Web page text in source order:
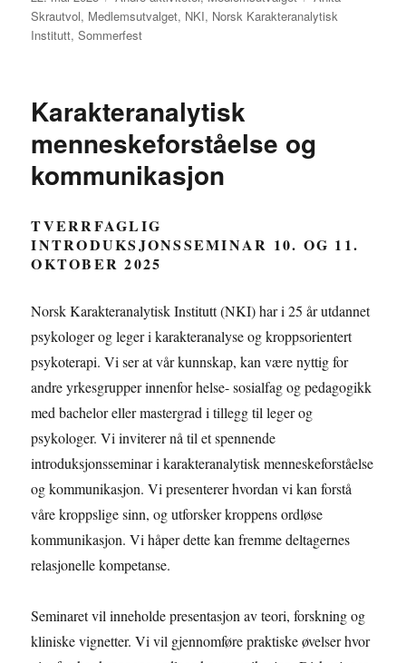
t
n
a
t
e
:
Skrautvol, Medlemsutvalget, NKI, Norsk Karakteranalytisk
Institutt,Sommerfest
Karakteranalytisk
menneskeforståelse og
kommunikasjon
TVERRFAGLIG
INTRODUKSJONSSEMINAR 10. OG 11.
OKTOBER 2025
Norsk Karakteranalytisk Institutt (NKI) har i 25 år utdannet
psykologer og leger i karakteranalyse og kroppsorientert
psykoterapi. Vi ser at vår kunnskap, kan være nyttig for
andre yrkesgrupper innenfor helse- sosialfag og pedagogikk
med bachelor eller mastergrad i tillegg til leger og
psykologer. Vi inviterer nå til et spennende
introduksjonsseminar i karakteranalytisk menneskeforståelse
og kommunikasjon. Vi presenterer hvordan vi kan forstå
våre kroppslige sinn, og utforsker kroppens ordløse
kommunikasjon. Vi håper dette kan fremme deltagernes
relasjonelle kompetanse.
Seminaret vil inneholde presentasjon av teori, forskning og
kliniske vignetter. Vi vil gjennomføre praktiske øvelser hvor